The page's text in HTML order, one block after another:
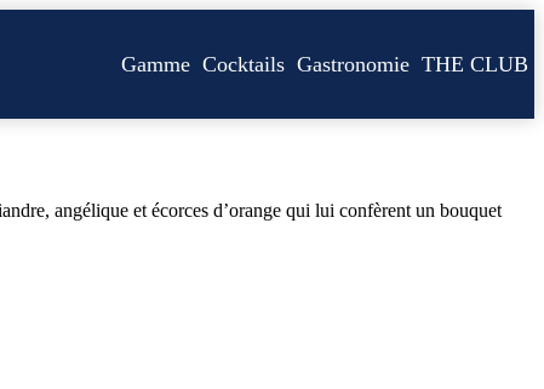
Gamme Cocktails Gastronomie THE CLUB
angélique et écorces d’orange qui lui confèrent un bouquet